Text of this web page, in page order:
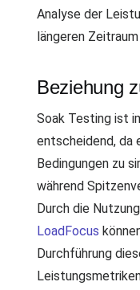
Analyse der
längeren
Beziehung
Soak Testing ist
entscheidend, da
Bedingungen zu
während
Durch die
LoadFocus
Durchführung